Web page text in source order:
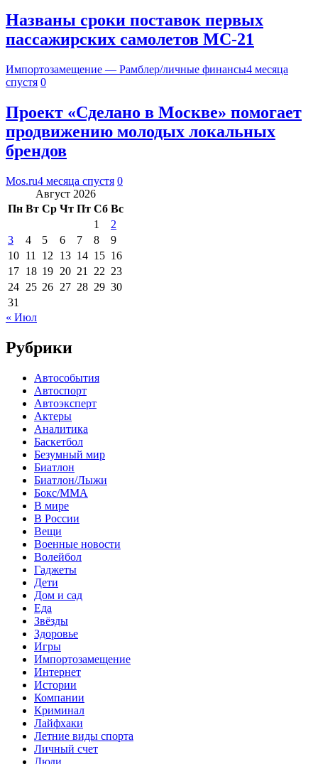
Названы сроки поставок первых
пассажирских самолетов МС-21
Импортозамещение — Рамблер/личные финансы4 месяца
спустя 0
Проект «Сделано в Москве» помогает
продвижению молодых локальных
брендов
Mos.ru4 месяца спустя 0
Август 2026
Пн Вт Ср Чт Пт Сб Вс
1
2
3
4 5 6 7 8
9
10 11 12 13 14 15 16
17 18 19 20 21 22 23
24 25 26 27 28 29 30
31
« Июл
Рубрики
Автособытия
Автоспорт
Автоэксперт
Актеры
Аналитика
Баскетбол
Безумный мир
Биатлон
Биатлон/Лыжи
Бокс/MMA
В мире
В России
Вещи
Военные новости
Волейбол
Гаджеты
Дети
Дом и сад
Еда
Звёзды
Здоровье
Игры
Импортозамещение
Интернет
Истории
Компании
Криминал
Лайфхаки
Летние виды спорта
Личный счет
Люди